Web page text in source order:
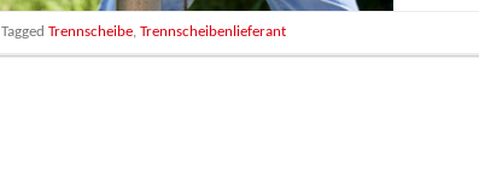
TaggedTrennscheibe,Trennscheibenlieferant